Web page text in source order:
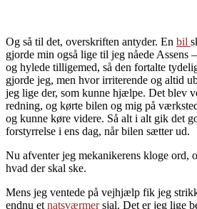
Og så til det, overskriften antyder. En bil
gjorde min også lige til jeg nåede Assens
og hylede tilligemed, så den fortalte
gjorde jeg, men hvor irriterende og altid
jeg lige der, som kunne hjælpe. Det blev
redning, og kørte bilen og mig på
og kunne køre videre. Så alt i alt gik det
forstyrrelse i ens dag, når bilen sætter ud.
Nu afventer jeg mekanikerens kloge ord,
hvad der skal ske.
Mens jeg ventede på vejhjælp fik jeg
endnu et natsværmersjal. Det er jeg lige